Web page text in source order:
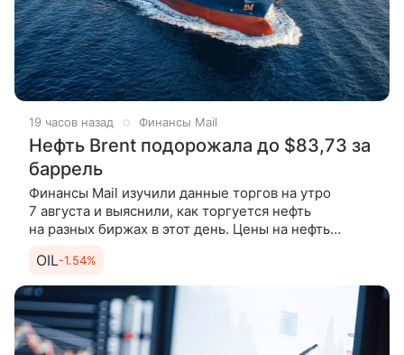
19 часов назад Финансы Mail
Нефть Brent подорожала до $83,73 за
баррель
Финансы Mail изучили данные торгов на утро
7 августа и выяснили, как торгуется нефть
на разных биржах в этот день. Цены на нефть
существенного роста по итогам
OIL-1.54%